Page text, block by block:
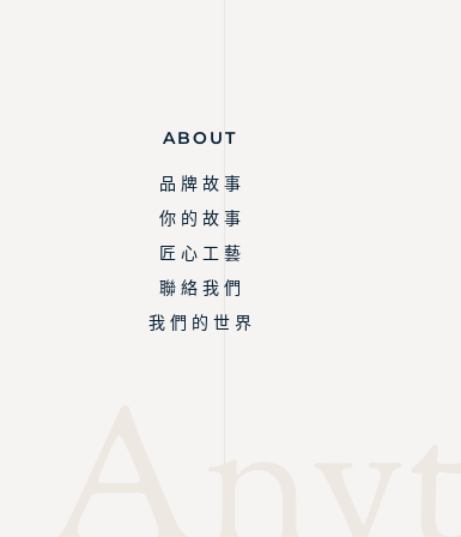
ABOUT
品 牌 故 事
你 的 故 事
匠 心 工 藝
聯 絡 我 們
我 們 的 世 界